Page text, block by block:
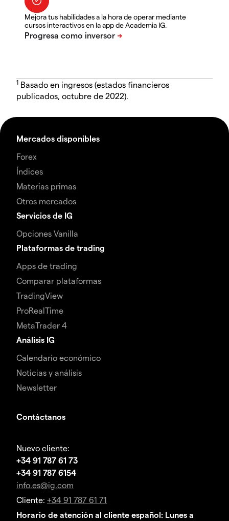
Mejora tus habilidades a la hora de operar mediante
cursos interactivos en la app de Academia IG.
1 Basado en ingresos (estados financieros
publicados, octubre de 2022).
Mercados disponibles
Forex
Índices
Materias primas
Otros mercados
Servicios de IG
Opciones Vanilla
Plataformas de trading
Apps de trading
Comparar plataformas
TradingView
ProRealTime
MetaTrader 4
Análisis IG
Calendario económico
Noticias y análisis
Newsletter
Contáctanos
Nuevo cliente:
+34 91 787 61 73
+34 91 787 6154
info.es@ig.com
Cliente: +34 91 787 61 71
Horario de atención al cliente español: Lunes a